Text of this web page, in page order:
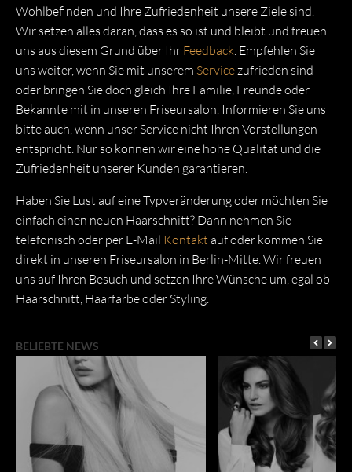
Wohlbefinden und Ihre Zufriedenheit unsere Ziele sind.
Wir setzen alles daran, dass es so ist und bleibt und freuen
uns aus diesem Grund über Ihr Feedback . Empfehlen Sie
uns weiter, wenn Sie mit unserem Servicezufrieden sind
oder bringen Sie doch gleich Ihre Familie, Freunde oder
Bekannte mit in unseren Friseursalon. Informieren Sie uns
bitte auch, wenn unser Service nicht Ihren Vorstellungen
entspricht. Nur so können wir eine hohe Qualität und die
Zufriedenheit unserer Kunden garantieren.
Haben Sie Lust auf eine Typveränderung oder möchten Sie
einfach einen neuen Haarschnitt? Dann nehmen Sie
telefonisch oder per E-Mail Kontakt auf oder kommen Sie
direkt in unseren Friseursalon in Berlin-Mitte. Wir freuen
uns auf Ihren Besuch und setzen Ihre Wünsche um, egal ob
Haarschnitt, Haarfarbe oder Styling.
BELIEBTE NEWS